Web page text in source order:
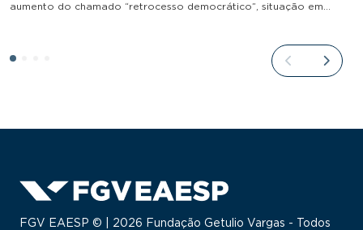
aumento do chamado “retrocesso democrático”, situação em…
FGV EAESP © | 2026 Fundação Getulio Vargas - Todos